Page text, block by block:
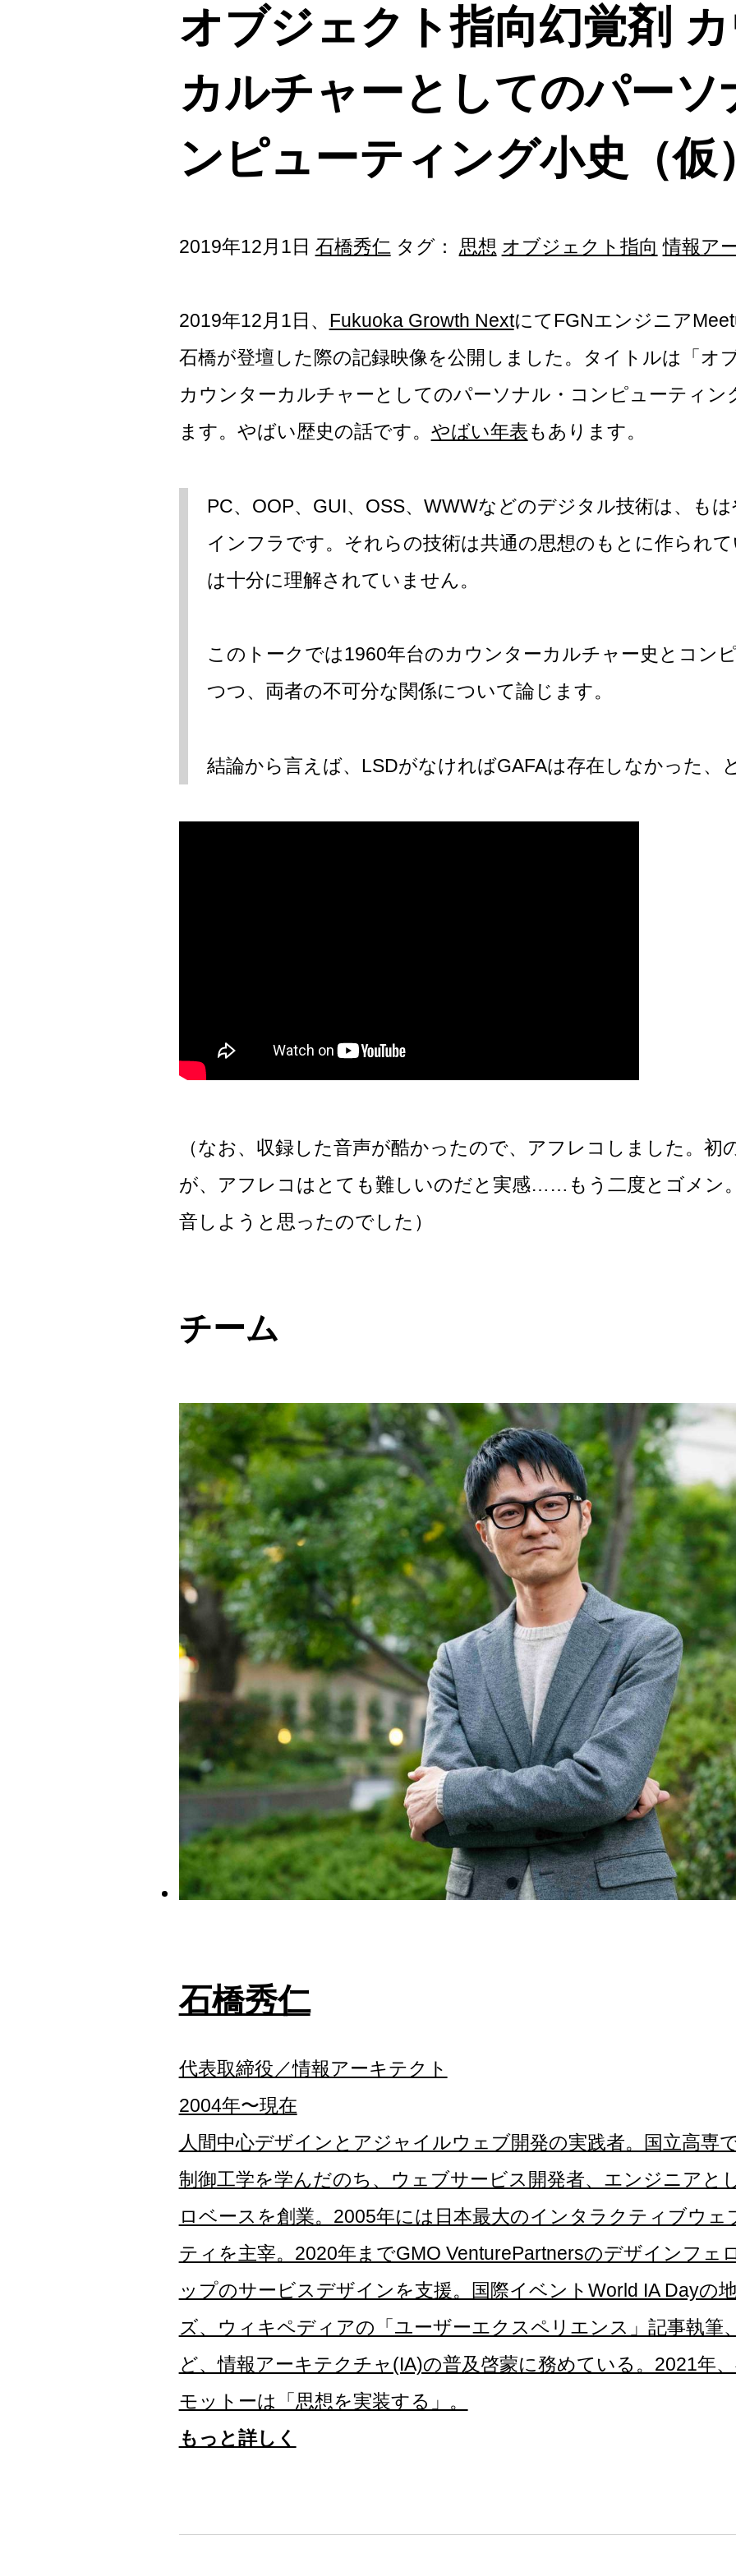
オブジェクト指向幻覚剤
カルチャーとしてのパーソ
ンピューティング小史（仮）
2019年12月1日 石橋秀仁 タグ： 思想 オブジェクト指向 情報ア
2019年12月1日、 Fukuoka Growth NextにてFGNエンジニア
石橋が登壇した際の記録映像を公開しました。タイトルは「オ
カウンターカルチャーとしてのパーソナル・コンピューティン
ます。やばい歴史の話です。 やばい年表もあります。
PC、OOP、GUI、OSS、WWWなどのデジタル技術は、も
インフラです。それらの技術は共通の思想のもとに作られ
は十分に理解されていません。
このトークでは1960年台のカウンターカルチャー史とコン
つつ、両者の不可分な関係について論じます。
結論から言えば、LSDがなければGAFAは存在しなかった、
（なお、収録した音声が酷かったので、アフレコしました。初
が、アフレコはとても難しいのだと実感……もう二度とゴメン
音しようと思ったのでした）
チーム
石橋秀仁
代表取締役／情報アーキテクト
2004年〜現在
人間中心デザインとアジャイルウェブ開発の実践者。国立高専
制御工学を学んだのち、ウェブサービス開発者、エンジニアと
ロベースを創業。2005年には日本最大のインタラクティブウェ
ティを主宰。2020年までGMO VenturePartnersのデザインフェ
ップのサービスデザインを支援。国際イベントWorld IA Dayの
ズ、ウィキペディアの「ユーザーエクスペリエンス」記事執筆
ど、情報アーキテクチャ(IA)の普及啓蒙に務めている。2021年、
モットーは「思想を実装する」。
もっと詳しく